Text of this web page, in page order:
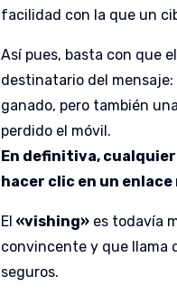
facilidad con la que un
Así pues, basta con que
destinatario del
ganado, pero también
perdido el móvil.
En definitiva,
hacer clic en un enlace
El «vishing» es todavía
convincente y que llama
seguros.